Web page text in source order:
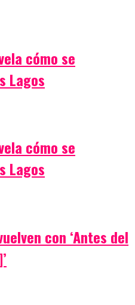
cómo se
Lagos
cómo se
Lagos
con ‘Antes del